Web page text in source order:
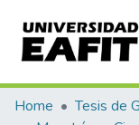
Communities &
Home Tesis de